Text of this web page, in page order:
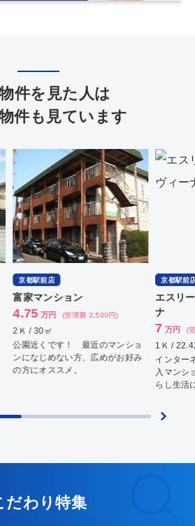
件を見た人は
件も見ています
ショ
好み
京都駅前店
エスリード京都吉祥院ヴィー
ナ
7 万円
1Ｋ / 22.42㎡
インターネット無料！ Ｉｏｔ導
入マンションです！快適な１人暮
京
ベ
1Ｄ
分
タ
ま
だわり特集